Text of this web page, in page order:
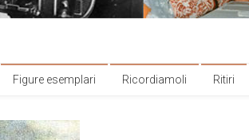
Figure esemplari Ricordiamoli Ritiri